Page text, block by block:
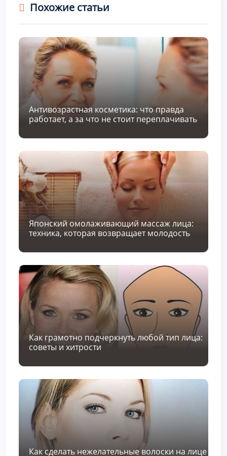
Похожие статьи
Антивозрастная косметика: что правда
работает, а за что не стоит переплачивать
Японский омолаживающий массаж лица:
техника, которая возвращает молодость
Как грамотно подчеркнуть любой тип лица:
советы и хитрости
Как сделать нежелательные волоски на лице